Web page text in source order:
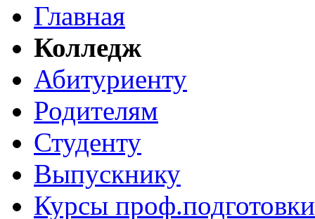
Главная
Колледж
Абитуриенту
Родителям
Студенту
Выпускнику
Курсы проф.подготовки